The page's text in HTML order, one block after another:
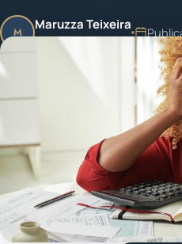
M Maruzza Teixeira
OAB/MA 11.810
1 min de leitura